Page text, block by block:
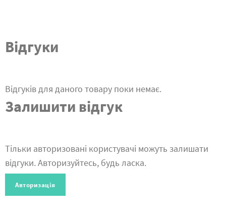
Відгуки
Відгуків для даного товару поки немає.
Залишити відгук
Тільки авторизовані користувачі можуть залишати
відгуки. Авторизуйтесь, будь ласка.
Авторизація